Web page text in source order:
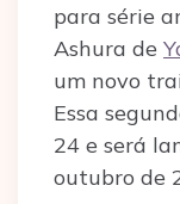
para série
Ashura de
um novo
Essa
24 e será
outubro de